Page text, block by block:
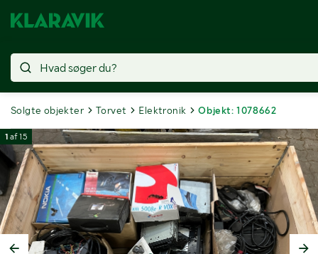
Solgte objekter Torvet Elektronik Objekt: 1078662
1 af15